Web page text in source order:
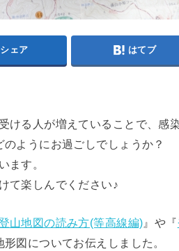
シェア はてブ
ける人が増えていることで、感
ようにお過ごしでしょうか？
ます。
て楽しんでください♪
山地図の読み方(等高線編) 』や『
形図についてお伝えしました。